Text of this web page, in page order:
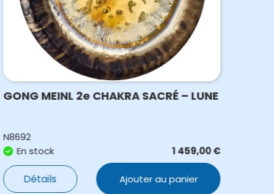
GONG MEINL 2e CHAKRA SACRÉ – LUNE
N8692
En stock
1 459,00€
Détails Ajouter au panier